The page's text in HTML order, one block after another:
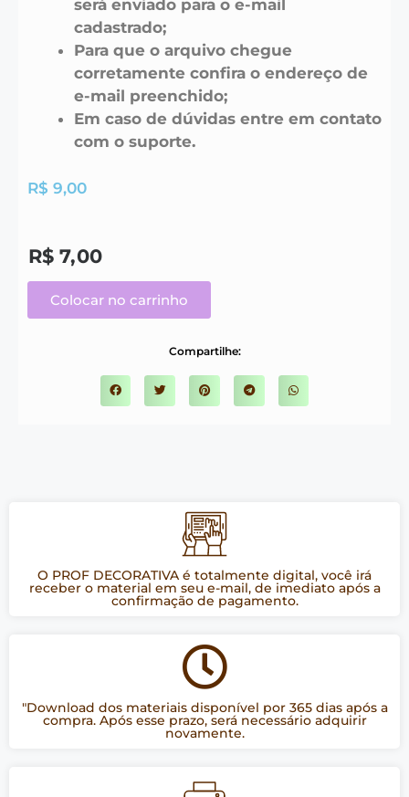
será enviado para o e-mail
cadastrado;
Para que o arquivo chegue
corretamente confira o endereço de
e-mail preenchido;
Em caso de dúvidas entre em contato
com o suporte.
R$ 9,00
R$ 7,00
Colocar no carrinho
Compartilhe:
O PROF DECORATIVA é totalmente digital, você irá
receber o material em seu e-mail, de imediato após a
confirmação de pagamento.
"Download dos materiais disponível por 365 dias após a
compra. Após esse prazo, será necessário adquirir
novamente.